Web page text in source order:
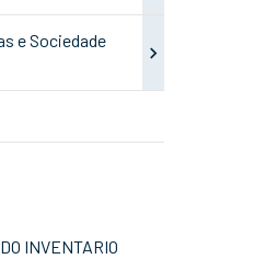
e Sociedade
INVENTARIO